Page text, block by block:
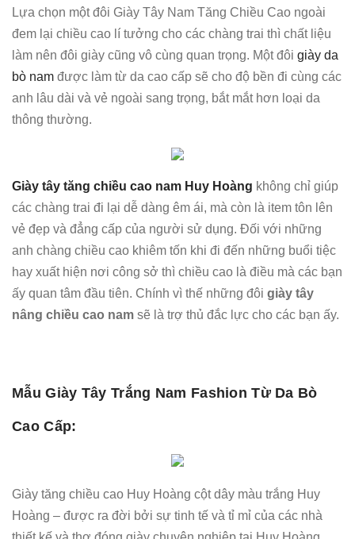
Lựa chọn một đôi Giày Tây Nam Tăng Chiều Cao ngoài
đem lại chiều cao lí tưởng cho các chàng trai thì chất liệu
làm nên đôi giày cũng vô cùng quan trọng. Một đôi giày da
bò nam được làm từ da cao cấp sẽ cho độ bền đi cùng các
anh lâu dài và vẻ ngoài sang trọng, bắt mắt hơn loại da
thông thường.
Giày tây tăng chiều cao nam Huy Hoàng không chỉ giúp
các chàng trai đi lại dễ dàng êm ái, mà còn là item tôn lên
vẻ đẹp và đẳng cấp của người sử dụng. Đối với những
anh chàng chiều cao khiêm tốn khi đi đến những buổi tiệc
hay xuất hiện nơi công sở thì chiều cao là điều mà các bạn
ấy quan tâm đầu tiên. Chính vì thế những đôi giày tây
nâng chiều cao nam sẽ là trợ thủ đắc lực cho các bạn ấy.
Mẫu Giày Tây Trắng Nam Fashion Từ Da Bò
Cao Cấp:
Giày tăng chiều cao Huy Hoàng cột dây màu trắng Huy
Hoàng – được ra đời bởi sự tinh tế và tỉ mỉ của các nhà